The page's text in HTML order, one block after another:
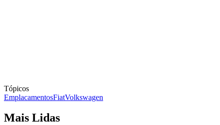
Tópicos
EmplacamentosFiatVolkswagen
Mais Lidas